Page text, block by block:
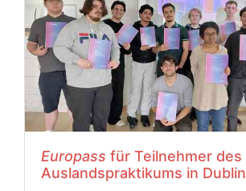
Europass für Teilnehmer des
Auslandspraktikums in Dublin